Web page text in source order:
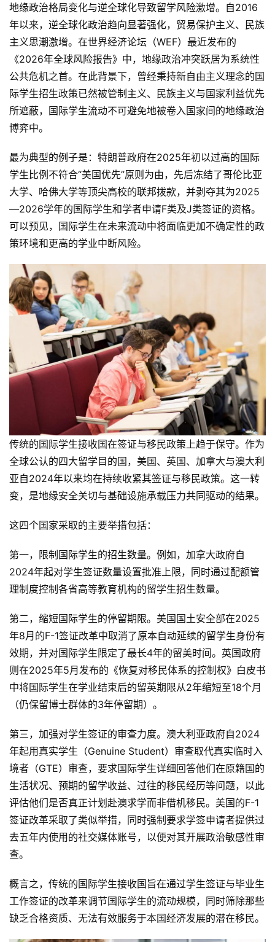
地缘政治格局变化与逆全球化导致留学风险激增。自2016
年以来，逆全球化政治趋向显著强化，贸易保护主义、民族
主义思潮激增。在世界经济论坛（WEF）最近发布的
《2026年全球风险报告》中，地缘政治冲突跃居为系统性
公共危机之首。在此背景下，曾经秉持新自由主义理念的国
际学生招生政策已然被管制主义、民族主义与国家利益优先
所遮蔽，国际学生流动不可避免地被卷入国家间的地缘政治
博弈中。
最为典型的例子是：特朗普政府在2025年初以过高的国际
学生比例不符合“美国优先”原则为由，先后冻结了哥伦比亚
大学、哈佛大学等顶尖高校的联邦拨款，并剥夺其为2025
—2026学年的国际学生和学者申请F类及J类签证的资格。
可以预见，国际学生在未来流动中将面临更加不确定性的政
策环境和更高的学业中断风险。
传统的国际学生接收国在签证与移民政策上趋于保守。作为
全球公认的四大留学目的国，美国、英国、加拿大与澳大利
亚自2024年以来均在持续收紧其签证与移民政策。这一转
变，是地缘安全关切与基础设施承载压力共同驱动的结果。
这四个国家采取的主要举措包括：
第一，限制国际学生的招生数量。例如，加拿大政府自
2024年起对学生签证数量设置批准上限，同时通过配额管
理制度控制各省高等教育机构的留学生招生数量。
第二，缩短国际学生的停留期限。美国国土安全部在2025
年8月的F-1签证改革中取消了原本自动延续的留学生身份有
效期，并对国际学生限定了最长4年的留美时间。英国政府
则在2025年5月发布的《恢复对移民体系的控制权》白皮书
中将国际学生在学业结束后的留英期限从2年缩短至18个月
（仍保留博士群体的3年停留期）。
第三，加强对学生签证的审查力度。澳大利亚政府自2024
年起用真实学生（Genuine Student）审查取代真实临时入
境者（GTE）审查，要求国际学生详细回答他们在原籍国的
生活状况、预期的留学收益、过往的移民经历等问题，以此
评估他们是否真正计划赴澳求学而非借机移民。美国的F-1
签证改革采取了类似举措，同时强制要求学签申请者提供过
去五年内使用的社交媒体账号，以便对其开展政治敏感性审
查。
概言之，传统的国际学生接收国旨在通过学生签证与毕业生
工作签证的改革来调节国际学生的流动规模，同时筛除那些
缺乏合格资质、无法有效服务于本国经济发展的潜在移民。